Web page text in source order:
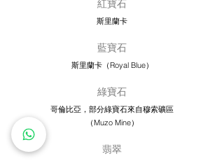
紅寶石
斯里蘭卡
藍寶石
斯里蘭卡（Royal Blue）
​綠寶石
哥倫比亞，部分綠寶石來自穆索礦區
（Muzo Mine）
翡翠